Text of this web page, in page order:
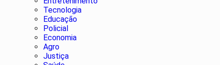
Tecnologia
Educação
Policial
Economia
Agro
Justiça